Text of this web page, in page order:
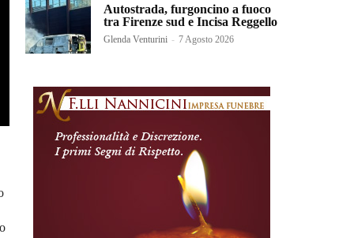
Autostrada, furgoncino a fuoco
tra Firenze sud e Incisa Reggello
Glenda Venturini - 7 Agosto 2026